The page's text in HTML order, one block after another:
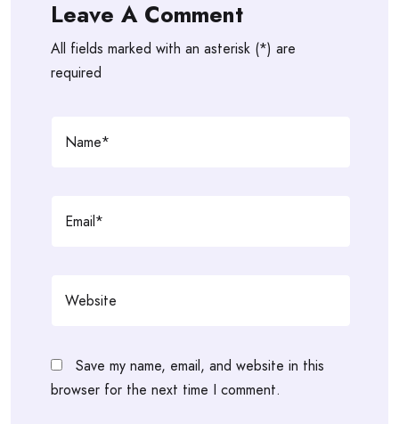
Leave A Comment
All fields marked with an asterisk (*) are
required
Save my name, email, and website in this
browser for the next time I comment.